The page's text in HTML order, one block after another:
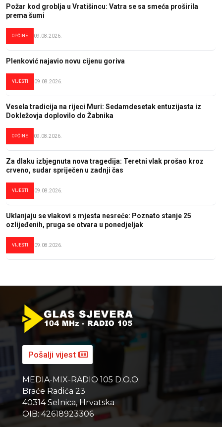
Požar kod groblja u Vratišincu: Vatra se sa smeća proširila
prema šumi
OPĆINE 09.08.2026.
Plenković najavio novu cijenu goriva
VIJESTI 09.08.2026.
Vesela tradicija na rijeci Muri: Sedamdesetak entuzijasta iz
Dokležovja doplovilo do Žabnika
OPĆINE 09.08.2026.
Za dlaku izbjegnuta nova tragedija: Teretni vlak prošao kroz
crveno, sudar spriječen u zadnji čas
VIJESTI 09.08.2026.
Uklanjaju se vlakovi s mjesta nesreće: Poznato stanje 25
ozlijeđenih, pruga se otvara u ponedjeljak
VIJESTI 09.08.2026.
Pošalji vijest
MEDIA-MIX-RADIO 105 D.O.O.
Braće Radića 23
40314 Selnica, Hrvatska
OIB: 42618923306